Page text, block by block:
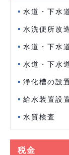
水道・下水
水洗便所改
水道・下水
水道・下水
浄化槽の設
給水装置設
水質検査
税金